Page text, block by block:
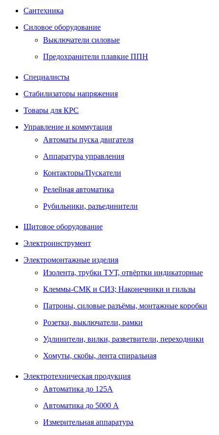
Сантехника
Силовое оборудование
Выключатели силовые
Предохранители плавкие ППН
Специалисты
Стабилизаторы напряжения
Товары для КРС
Управление и коммутация
Автоматы пуска двигателя
Аппаратура управления
Контакторы/Пускатели
Релейная автоматика
Рубильники, разъединители
Щитовое оборудование
Электроинструмент
Электромонтажные изделия
Изолента, трубки ТУТ, отвёртки индикаторные
Клеммы-СМК и СИЗ; Наконечники и гильзы
Патроны, силовые разъёмы, монтажные коробки
Розетки, выключатели, рамки
Удлинители, вилки, разветвители, переходники
Хомуты, скобы, лента спиральная
Электротехническая продукция
Автоматика до 125А
Автоматика до 5000 А
Измерительная аппаратура